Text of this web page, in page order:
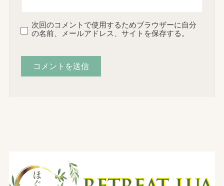
次回のコメントで使用するためブラウザーに自分
の名前、メールアドレス、サイトを保存する。